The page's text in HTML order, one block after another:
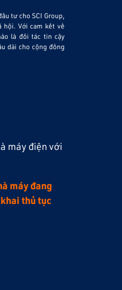
tư cho SCI Group,
hội. Với cam kết về
là đối tác tin cậy
dài cho cộng đồng
máy điện với
máy đang
thủ tục